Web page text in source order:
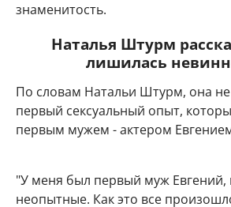
знаменитость.
Наталья Штурм
лишилась
По словам Натальи Штурм, она
первый сексуальный опыт,
первым мужем - актером
"У меня был первый муж
неопытные. Как это все